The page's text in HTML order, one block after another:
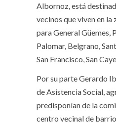
Albornoz, está
vecinos que viven en la
para General Güemes,
Palomar, Belgrano,
San Francisco, San
Por su parte Gerardo
de Asistencia Social,
predisponían de la
centro vecinal de